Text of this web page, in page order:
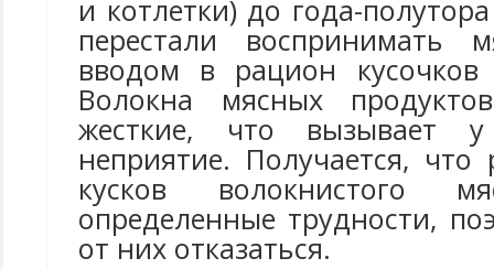
и котлетки) до года-
перестали
вводом в рацион кусочков
Волокна мясных
жесткие, что вызывает
неприятие. Получается, что
кусков волокнистого
определенные трудности,
от них отказаться.